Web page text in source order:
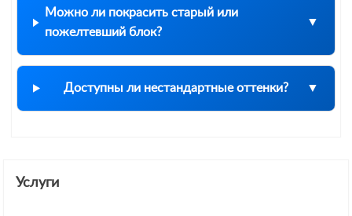
Можно ли покрасить старый или
пожелтевший блок?
Доступны ли нестандартные оттенки?
Услуги